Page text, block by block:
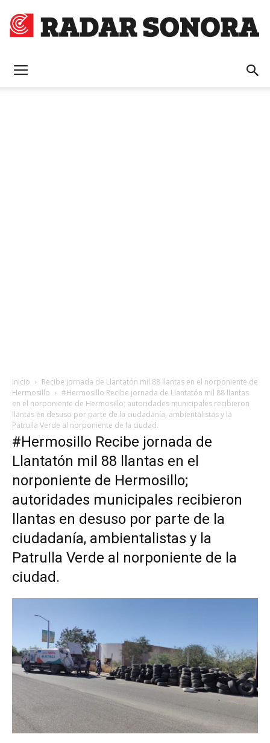
Inicio
Recibe jornada de Llantatón mil 88 llantas en el norponiente de
Hermosillo
#Hermosillo Recibe jornada de Llantatón mil 88 llantas
en el norponiente de Hermosillo; autoridades municipales recibieron
llantas en desuso por parte de la ciudadanía, ambientalistas y la
Patrulla Verde al norponiente de la ciudad.
#Hermosillo Recibe jornada de
Llantatón mil 88 llantas en el
norponiente de Hermosillo;
autoridades municipales recibieron
llantas en desuso por parte de la
ciudadanía, ambientalistas y la
Patrulla Verde al norponiente de la
ciudad.